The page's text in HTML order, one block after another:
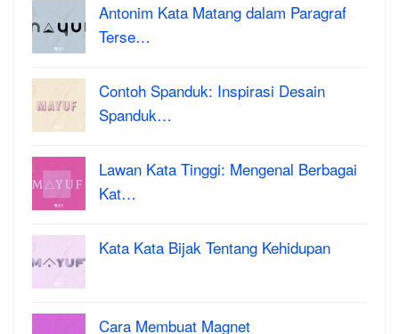
Antonim Kata Matang dalam Paragraf
Terse…
Contoh Spanduk: Inspirasi Desain
Spanduk…
Lawan Kata Tinggi: Mengenal Berbagai
Kat…
Kata Kata Bijak Tentang Kehidupan
Cara Membuat Magnet